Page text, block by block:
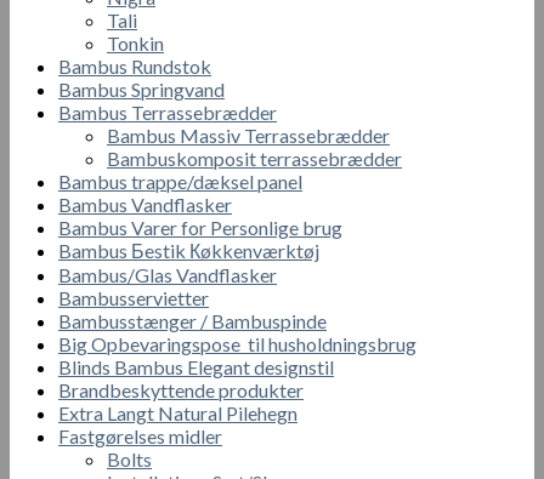
Tali
Tonkin
Bambus Rundstok
Bambus Springvand
Bambus Terrassebrædder
Bambus Massiv Terrassebrædder
Bambuskomposit terrassebrædder
Bambus trappe/dæksel panel
Bambus Vandflasker
Bambus Varer for Personlige brug
Bambus Бestik Кøkkenværktøj
Bambus/Glas Vandflasker
Bambusservietter
Bambusstænger / Bambuspinde
Big Opbevaringspose til husholdningsbrug
Blinds Bambus Elegant designstil
Brandbeskyttende produkter
Extra Langt Natural Pilehegn
Fastgørelses midler
Bolts